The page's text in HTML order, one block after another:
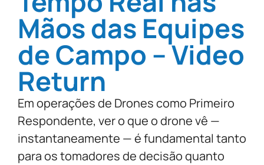
Mãos das Equipes
de Campo – Video
Return
Em operações de Drones como Primeiro
Respondente, ver o que o drone vê —
instantaneamente — é fundamental tanto
para os tomadores de decisão quanto